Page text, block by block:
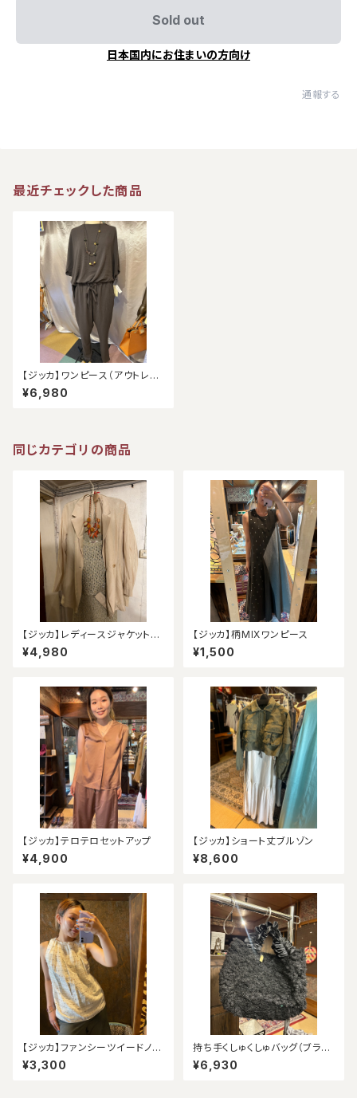
Sold out
日本国内にお住まいの方向け
通報する
最近チェックした商品
【ジッカ】ワンピース（アウトレッ
ト）
¥6,980
同じカテゴリの商品
【ジッカ】レディースジャケット
（アウトレット）
¥4,980
【ジッカ】柄MIXワンピース
¥1,500
【ジッカ】テロテロセットアップ
¥4,900
【ジッカ】ショート丈ブルゾン
¥8,600
【ジッカ】ファンシーツイードノー
スリーブ（アウトレット）
¥3,300
持ち手くしゅくしゅバッグ（ブラッ
ク）
¥6,930